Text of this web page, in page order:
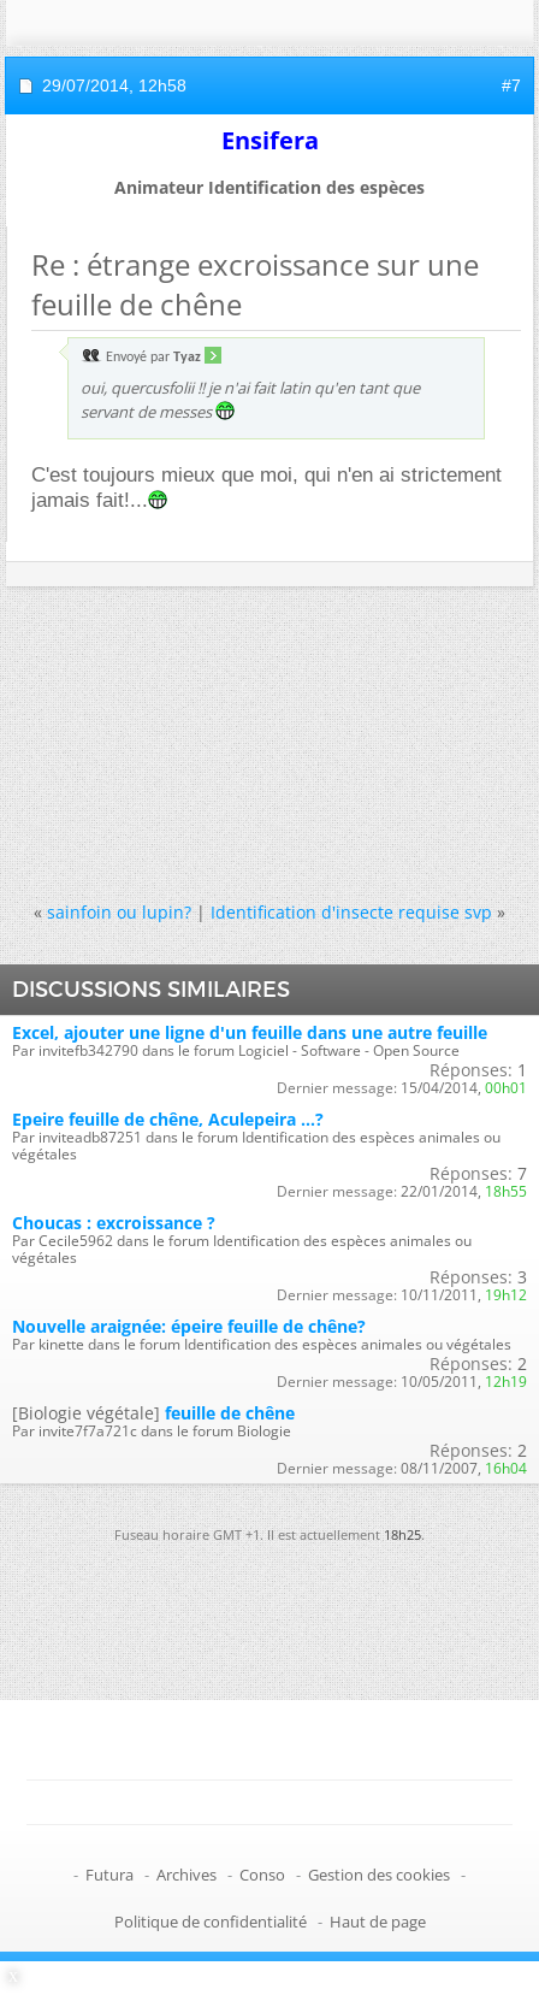
29/07/2014, 12h58 #7
Ensifera
Animateur Identification des espèces
Re : étrange excroissance sur une
feuille de chêne
Envoyé par Tyaz
oui, quercusfolii !! je n'ai fait latin qu'en tant que
servant de messes
C'est toujours mieux que moi, qui n'en ai strictement
jamais fait!...
« sainfoin ou lupin?|Identification d'insecte requise svp »
DISCUSSIONS SIMILAIRES
Excel, ajouter une ligne d'un feuille dans une autre feuille
Par invitefb342790 dans le forum Logiciel - Software - Open Source
Réponses: 1
Dernier message: 15/04/2014, 00h01
Epeire feuille de chêne, Aculepeira ...?
Par inviteadb87251 dans le forum Identification des espèces animales ou
végétales
Réponses: 7
Dernier message: 22/01/2014, 18h55
Choucas : excroissance ?
Par Cecile5962 dans le forum Identification des espèces animales ou
végétales
Réponses: 3
Dernier message: 10/11/2011, 19h12
Nouvelle araignée: épeire feuille de chêne?
Par kinette dans le forum Identification des espèces animales ou végétales
Réponses: 2
Dernier message: 10/05/2011, 12h19
[Biologie végétale] feuille de chêne
Par invite7f7a721c dans le forum Biologie
Réponses: 2
Dernier message: 08/11/2007, 16h04
Fuseau horaire GMT +1. Il est actuellement18h25.
- Futura - Archives - Conso - Gestion des cookies -
Politique de confidentialité - Haut de page